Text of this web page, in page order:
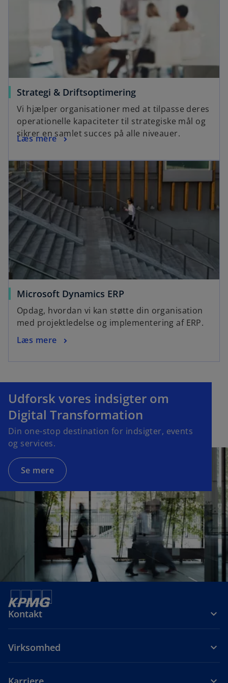
Strategi & Driftsoptimering
Vi hjælper organisationer med at tilpasse deres
operationelle kapaciteter til strategiske mål og
sikrer en samlet succes på alle niveauer.
Læs mere
Microsoft Dynamics ERP
Opdag, hvordan vi kan støtte din organisation
med projektledelse og implementering af ERP.
Læs mere
Udforsk vores indsigter om
Digital Transformation
Din one-stop destination for indsigter, events
og services.
Se mere
Kontakt
Virksomhed